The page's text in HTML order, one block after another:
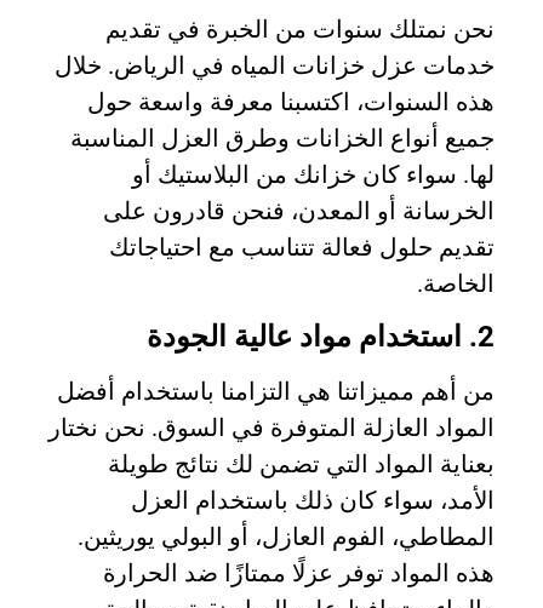
نحن نمتلك سنوات من الخبرة في تقديم
خدمات عزل خزانات المياه في الرياض. خلال
هذه السنوات، اكتسبنا معرفة واسعة حول
جميع أنواع الخزانات وطرق العزل المناسبة
لها. سواء كان خزانك من البلاستيك أو
الخرسانة أو المعدن، فنحن قادرون على
تقديم حلول فعالة تتناسب مع احتياجاتك
الخاصة.
2. استخدام مواد عالية الجودة
من أهم مميزاتنا هي التزامنا باستخدام أفضل
المواد العازلة المتوفرة في السوق. نحن نختار
بعناية المواد التي تضمن لك نتائج طويلة
الأمد، سواء كان ذلك باستخدام العزل
المطاطي، الفوم العازل، أو البولي يوريثين.
هذه المواد توفر عزلًا ممتازًا ضد الحرارة